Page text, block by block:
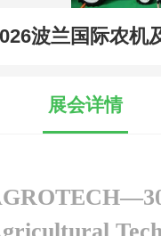
波兰国际农机
展会详情